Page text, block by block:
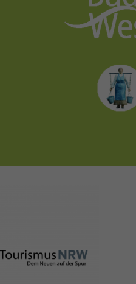
tourismus.de